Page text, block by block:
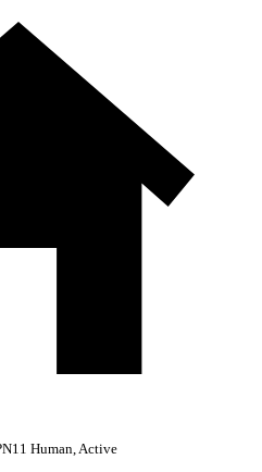
Human, Active